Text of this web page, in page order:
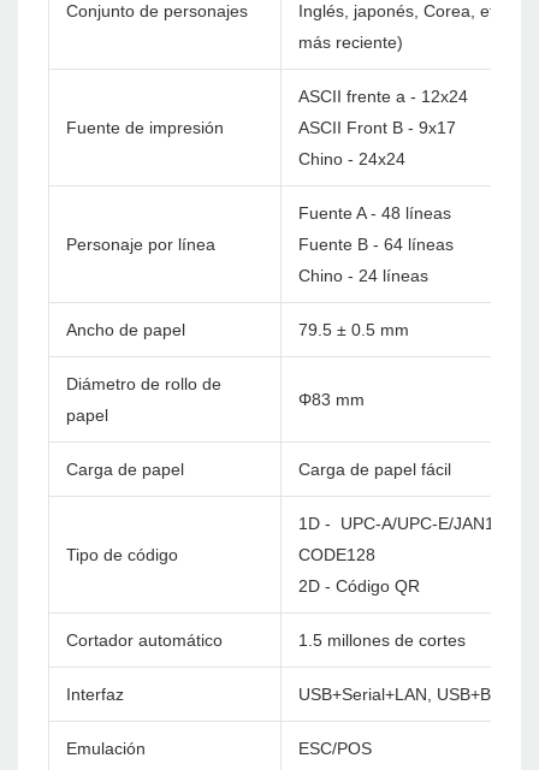
Conjunto de personajes
Inglés, japonés, Corea, etc.
más reciente)
Fuente de impresión
ASCII frente a - 12x24
ASCII Front B - 9x17
Chino - 24x24
Personaje por línea
Fuente A - 48 líneas
Fuente B - 64 líneas
Chino - 24 líneas
Ancho de papel 79.5 ± 0.5 mm
Diámetro de rollo de
papel
Φ83 mm
Carga de papel Carga de papel fácil
Tipo de código
1D - UPC-A/UPC-E/
CODE128
2D - Código QR
Cortador automático 1.5 millones de cortes
Interfaz USB+Serial+LAN, USB+BT,
Emulación ESC/POS